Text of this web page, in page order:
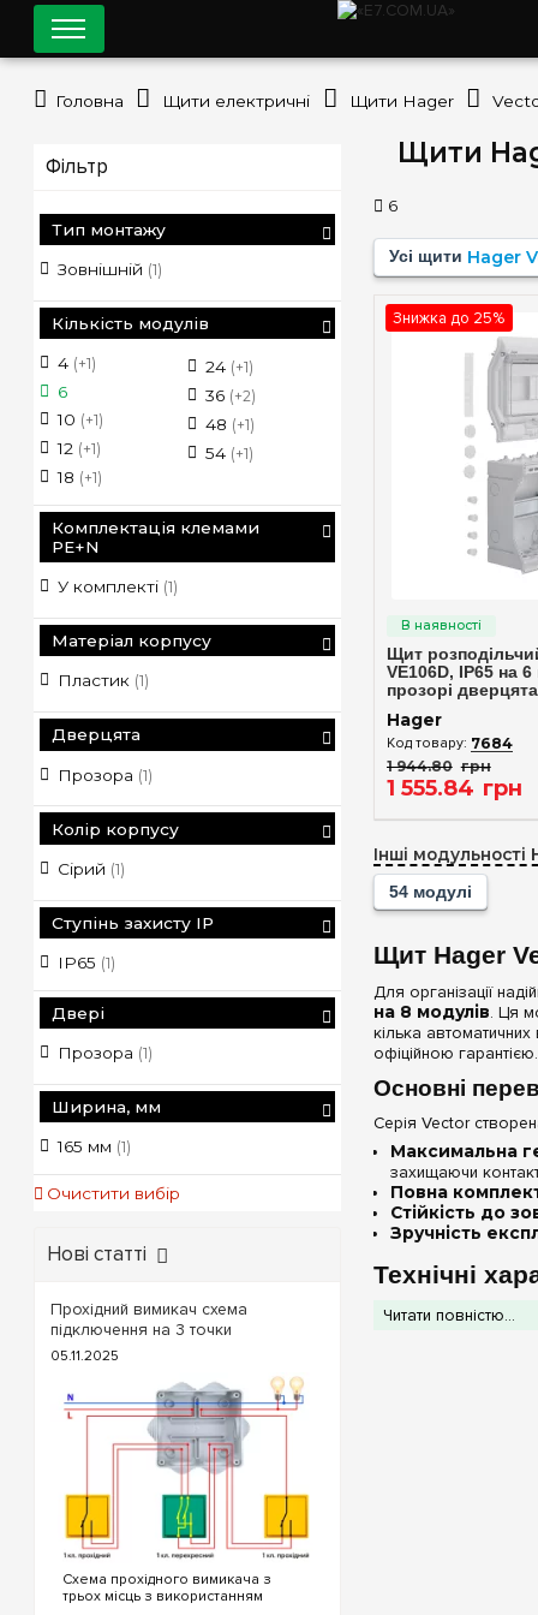
Щити
6
Усі щити Hager
Знижка до 25%
Щит
VE106D, IP65 на 6
прозорі дверцята
Hager
7684
1 944.80 грн
1 555.84 грн
Інші модульності
54 модулі
Щит Hager
Для організації
на 8 модулів. Ця
кілька автоматичних
офіційною гарантією.
Основні
Серія Vector
Максимальна
захищаючи
Повна
Стійкість до
Зручність
Технічні
Читати повністю...
Фільтр
Тип монтажу
Зовнішній (1)
Кількість модулів
4 (+1)
6
10 (+1)
12 (+1)
18 (+1)
24 (+1)
36 (+2)
48 (+1)
54 (+1)
Комплектація клемами
PE+N
У комплекті (1)
Матеріал корпусу
Пластик (1)
Дверцята
Прозора (1)
Колір корпусу
Сірий (1)
Ступінь захисту IP
IP65 (1)
Двері
Прозора (1)
Ширина, мм
165 мм (1)
Очистити вибір
Нові статті
Прохідний вимикач схема
підключення на 3 точки
05.11.2025
Схема прохідного вимикача з
трьох місць з використанням
Головна Щити електричні Щити Hager